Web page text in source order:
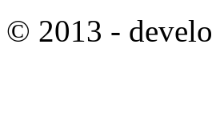
© 2013 -